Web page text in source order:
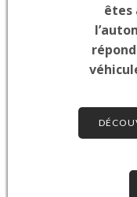
êtes